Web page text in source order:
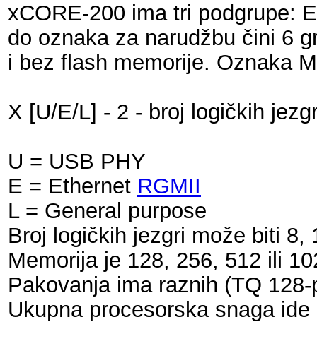
xCORE-200 ima tri podgrupe:
do oznaka za narudžbu čini 6
i bez flash memorije. Oznaka
X [U/E/L] - 2 - broj logičkih
U = USB PHY
E = Ethernet RGMII
L = General purpose
Broj logičkih jezgri može biti 8,
Memorija je 128, 256, 512 ili
Pakovanja ima raznih (TQ
Ukupna procesorska snaga